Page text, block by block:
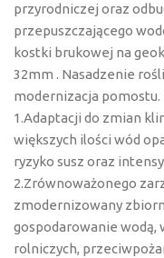
przyrodniczej oraz
przepuszczającego
kostki brukowej na
32mm . Nasadzenie
modernizacja pomostu.
1.Adaptacji do zmian
większych ilości wód
ryzyko susz oraz
2.Zrównoważonego
zmodernizowany
gospodarowanie wodą,
rolniczych,